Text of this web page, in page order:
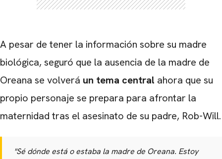
A pesar de tener la información sobre su madre
biológica, seguró que la ausencia de la madre de
Oreana se volverá un tema central ahora que su
propio personaje se prepara para afrontar la
maternidad tras el asesinato de su padre, Rob-Will.
"Sé dónde está o estaba la madre de Oreana. Estoy